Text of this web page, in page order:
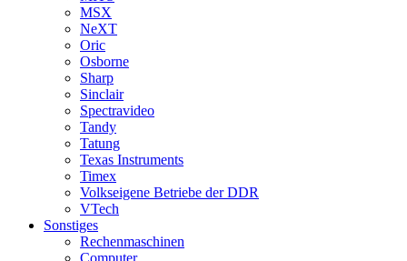
MSX
NeXT
Oric
Osborne
Sharp
Sinclair
Spectravideo
Tandy
Tatung
Texas Instruments
Timex
Volkseigene Betriebe der DDR
VTech
Sonstiges
Rechenmaschinen
Computer